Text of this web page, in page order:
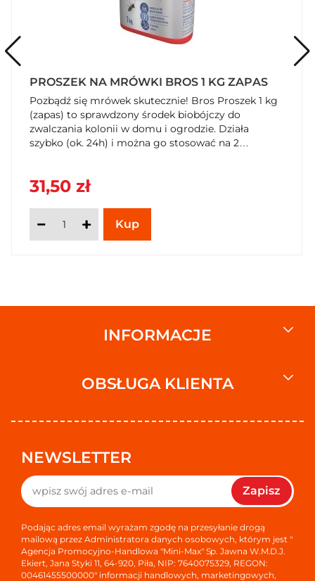
PROSZEK NA MRÓWKI BROS 1 KG ZAPAS
Pozbądź się mrówek skutecznie! Bros Proszek 1 kg
(zapas) to sprawdzony środek biobójczy do
zwalczania kolonii w domu i ogrodzie. Działa
szybko (ok. 24h) i można go stosować na 2
31,50 zł
INFORMACJE
OBSŁUGA KLIENTA
NEWSLETTER
Zapisz
Podając adres email wyrażam zgodę na przesyłanie drogą
mailową przez Administratora danych osobowych, którym jest "
Agencja Promocyjno-Handlowa "Mini-Max" Sp. Jawna W.M.D.J.
Ekiert, Jana Styki 11, 64-920, Piła, NIP: 7640075329, REGON:
00461455500000" informacji handlowych, marketingowych,